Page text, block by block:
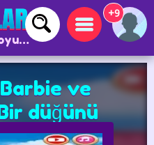
Oyunlar, ücretsiz oyunlar ve çevrimiçi oyunlar
+9
ve
düğünü